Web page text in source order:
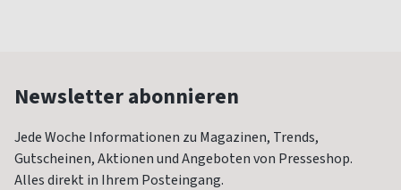
Newsletter abonnieren
Jede Woche Informationen zu Magazinen, Trends,
Gutscheinen, Aktionen und Angeboten von Presseshop.
Alles direkt in Ihrem Posteingang.